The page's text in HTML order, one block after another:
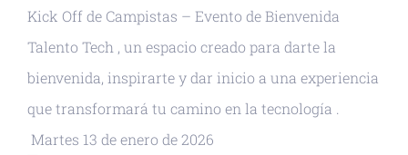
Kick Off de Campistas – Evento de Bienvenida
Talento Tech , un espacio creado para darte la
bienvenida, inspirarte y dar inicio a una experiencia
que transformará tu camino en la tecnología .
Martes 13 de enero de 2026